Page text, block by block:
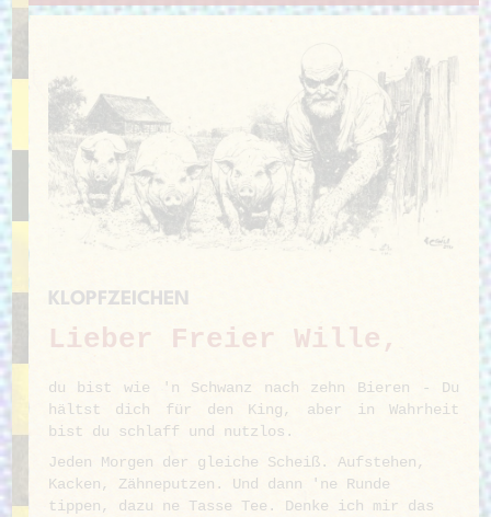
KLOPFZEICHEN
Lieber Freier Wille,
du bist wie 'n Schwanz nach zehn Bieren - Du
hältst dich für den King, aber in Wahrheit
bist du schlaff und nutzlos.
Jeden Morgen der gleiche Scheiß. Aufstehen,
Kacken, Zähneputzen. Und dann 'ne Runde
tippen, dazu ne Tasse Tee. Denke ich mir das